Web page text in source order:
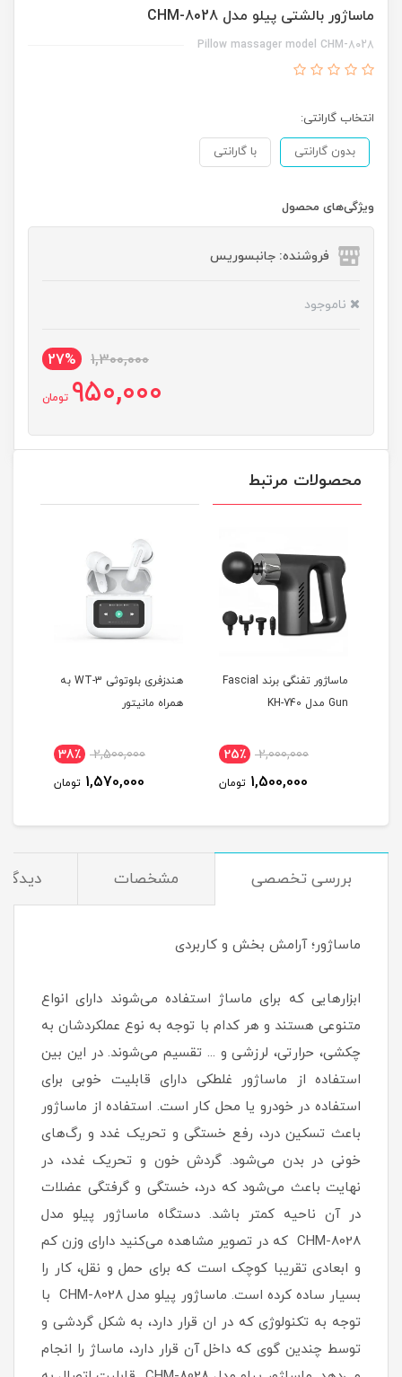
ماساژور بالشتی پیلو مدل CHM-8028
Pillow massager model CHM-8028
انتخاب گارانتی:
بدون گارانتی با گارانتی
ویژگی‌های محصول
فروشنده: جانبسوریس
ناموجود
1,300,000
27%
950,000 تومان
محصولات مرتبط
ماساژور تفنگی برند Fascial
Gun مدل KH-740
2,000,000 25٪
1,500,000 تومان
هندزفری بلوتوثی WT-3 به
همراه مانیتور
2,500,000 38٪
1,570,000 تومان
بررسی تخصصی مشخصات
ماساژور؛ آرامش بخش و کاربردی
ابزارهایی که برای ماساژ استفاده می‌شوند دارای انواع
متنوعی هستند و هر کدام با توجه به نوع عملکردشان به
چکشی، حرارتی، لرزشی و ... تقسیم می‌شوند. در این بین
استفاده از ماساژور غلطکی دارای قابلیت خوبی برای
استفاده در خودرو یا محل کار است. استفاده از ماساژور
باعث تسکین درد، رفع خستگی و تحریک غدد و رگ‌های
خونی در بدن می‌شود. گردش خون و تحریک غدد، در
نهایت باعث می‌شود که درد، خستگی و گرفتگی عضلات
در آن ناحیه کمتر باشد. دستگاه ماساژور پیلو مدل
CHM-8028 که در تصویر مشاهده می‌کنید دارای وزن کم
و ابعادی تقریبا کوچک است که برای حمل و نقل، کار را
بسیار ساده کرده است. ماساژور پیلو مدل CHM-8028 با
توجه به تکنولوژی که در ان قرار دارد، به شکل گردشی و
توسط چندین گوی که داخل آن قرار دارد، ماساژ را انجام